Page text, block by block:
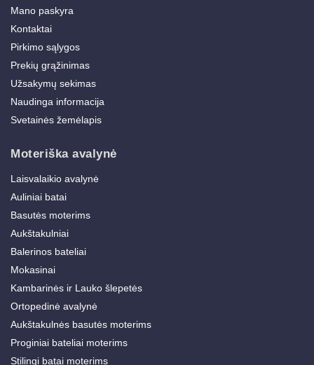
Mano paskyra
Kontaktai
Pirkimo sąlygos
Prekių grąžinimas
Užsakymų sekimas
Naudinga informacija
Svetainės žemėlapis
Moteriška avalynė
Laisvalaikio avalynė
Auliniai batai
Basutės moterims
Aukštakulniai
Balerinos bateliai
Mokasinai
Kambarinės ir Lauko šlepetės
Ortopedinė avalynė
Aukštakulnės basutės moterims
Proginiai bateliai moterims
Stilingi batai moterims